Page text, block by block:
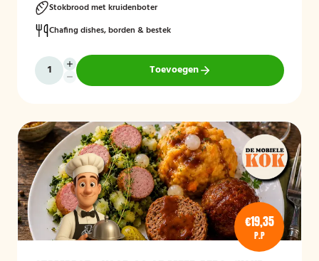
Stokbrood met kruidenboter
Chafing dishes, borden & bestek
Toevoegen
€19,35
P.P